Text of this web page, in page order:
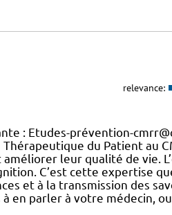
relevance:
: Etudes-prévention-
du Patient au
leur qualité de vie.
C’est cette expertise
et à la transmission des
en parler à votre médecin,